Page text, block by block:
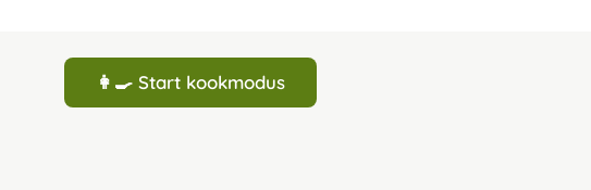
👩‍🍳 Start kookmodus